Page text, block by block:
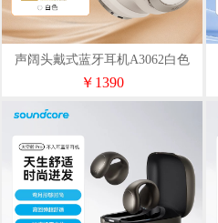
声阔头戴式蓝牙耳机A3062白色
￥1390